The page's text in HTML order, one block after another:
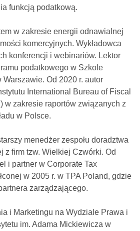
funkcją podatkową.
w zakresie energii odnawialnej
komercyjnych. Wykładowca
konferencji i webinariów. Lektor
podatkowego w Szkole
Warszawie. Od 2020 r. autor
International Bureau of Fiscal
w zakresie raportów związanych z
w Polsce.
menedżer zespołu doradztwa
z firm tzw. Wielkiej Czwórki. Od
i partner w Corporate Tax
w 2005 r. w TPA Poland, gdzie
zarządzającego.
i Marketingu na Wydziale Prawa i
im. Adama Mickiewicza w